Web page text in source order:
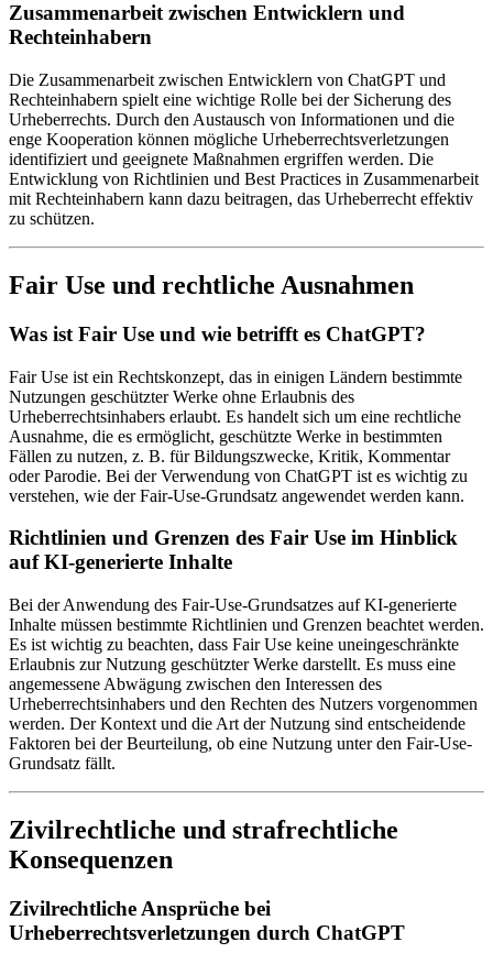
Zusammenarbeit zwischen Entwicklern und
Rechteinhabern
Die Zusammenarbeit zwischen Entwicklern von ChatGPT und
Rechteinhabern spielt eine wichtige Rolle bei der Sicherung des
Urheberrechts. Durch den Austausch von Informationen und die
enge Kooperation können mögliche Urheberrechtsverletzungen
identifiziert und geeignete Maßnahmen ergriffen werden. Die
Entwicklung von Richtlinien und Best Practices in Zusammenarbeit
mit Rechteinhabern kann dazu beitragen, das Urheberrecht effektiv
zu schützen.
Fair Use und rechtliche Ausnahmen
Was ist Fair Use und wie betrifft es ChatGPT?
Fair Use ist ein Rechtskonzept, das in einigen Ländern bestimmte
Nutzungen geschützter Werke ohne Erlaubnis des
Urheberrechtsinhabers erlaubt. Es handelt sich um eine rechtliche
Ausnahme, die es ermöglicht, geschützte Werke in bestimmten
Fällen zu nutzen, z. B. für Bildungszwecke, Kritik, Kommentar
oder Parodie. Bei der Verwendung von ChatGPT ist es wichtig zu
verstehen, wie der Fair-Use-Grundsatz angewendet werden kann.
Richtlinien und Grenzen des Fair Use im Hinblick
auf KI-generierte Inhalte
Bei der Anwendung des Fair-Use-Grundsatzes auf KI-generierte
Inhalte müssen bestimmte Richtlinien und Grenzen beachtet werden.
Es ist wichtig zu beachten, dass Fair Use keine uneingeschränkte
Erlaubnis zur Nutzung geschützter Werke darstellt. Es muss eine
angemessene Abwägung zwischen den Interessen des
Urheberrechtsinhabers und den Rechten des Nutzers vorgenommen
werden. Der Kontext und die Art der Nutzung sind entscheidende
Faktoren bei der Beurteilung, ob eine Nutzung unter den Fair-Use-
Grundsatz fällt.
Zivilrechtliche und strafrechtliche
Konsequenzen
Zivilrechtliche Ansprüche bei
Urheberrechtsverletzungen durch ChatGPT